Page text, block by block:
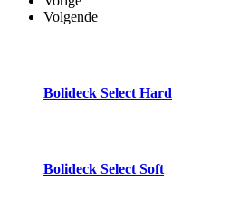
Volgende
Bolideck Select Hard
Bolideck Select Soft